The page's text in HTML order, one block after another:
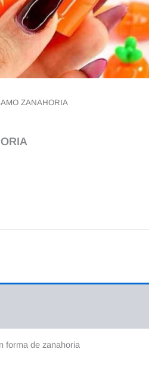
ZANAHORIA
forma de zanahoria